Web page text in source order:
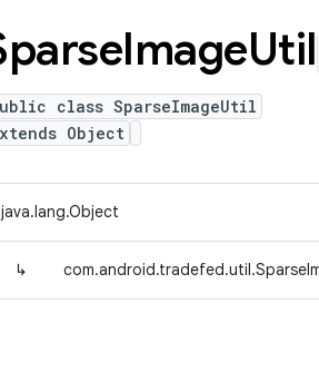
ImageUtil
class SparseImageUtil
Object
java.lang.Object
↳